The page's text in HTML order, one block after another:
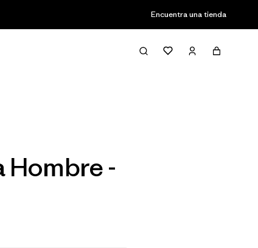
Encuentra una tienda
Filter & Sort
Hombre -